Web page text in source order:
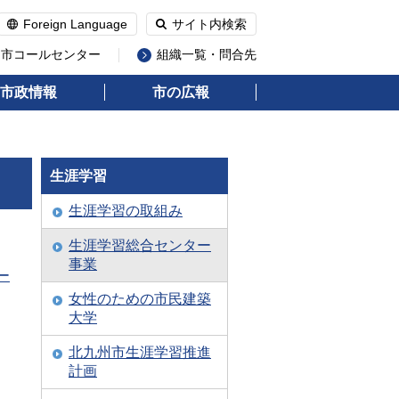
Foreign Language サイト内検索
コールセンター 組織一覧・問合先
市政情報 市の広報
生涯学習
生涯学習の取組み
生涯学習総合センター
事業
女性のための市民建築
大学
北九州市生涯学習推進
計画